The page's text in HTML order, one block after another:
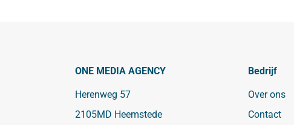
Bedrijf
Over ons
Contact
ONE MEDIA AGENCY
Herenweg 57
2105MD Heemstede